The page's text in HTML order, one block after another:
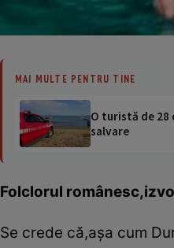
MAI MULTE PENTRU TINE
O turistă de 28
salvare
Folclorul
Se crede că,aşa cum